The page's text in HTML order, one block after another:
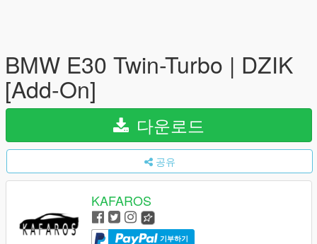
BMW E30 Twin-Turbo | DZIK
[Add-On]
다운로드
공유
KAFAROS
기부하기